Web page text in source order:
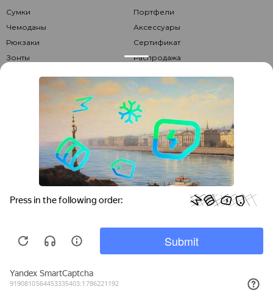
Сумки
Чемоданы
Рюкзаки
Зонты
Портфели
Аксессуары
Сертификат
Распродажа
О КОМПАНИИ
Baggins- более 20 лет на рынке, один из самых крупных
реселлеров в сфере кожгалантереи. Предлагаем нашим
покупателям огромный выбор товара разных категорий по
самым выгодным ценам.Мы работаем только с официальными
дилерами всех торговых марок, которые предлагаются на сайте.
отдаленные регионы.